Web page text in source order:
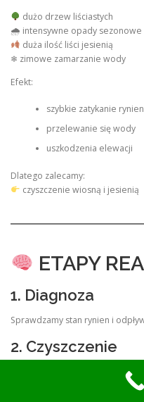
dużo drzew liściastych
🌧 intensywne opady sezonowe
duża ilość liści jesienią
❄ zimowe zamarzanie wody
Efekt:
szybkie zatykanie rynien
przelewanie się wody
uszkodzenia elewacji
Dlatego zalecamy:
czyszczenie wiosną i jesienią
ETAPY
1. Diagnoza
Sprawdzamy stan rynien i
2. Czyszczenie
Usuwamy wszystkie